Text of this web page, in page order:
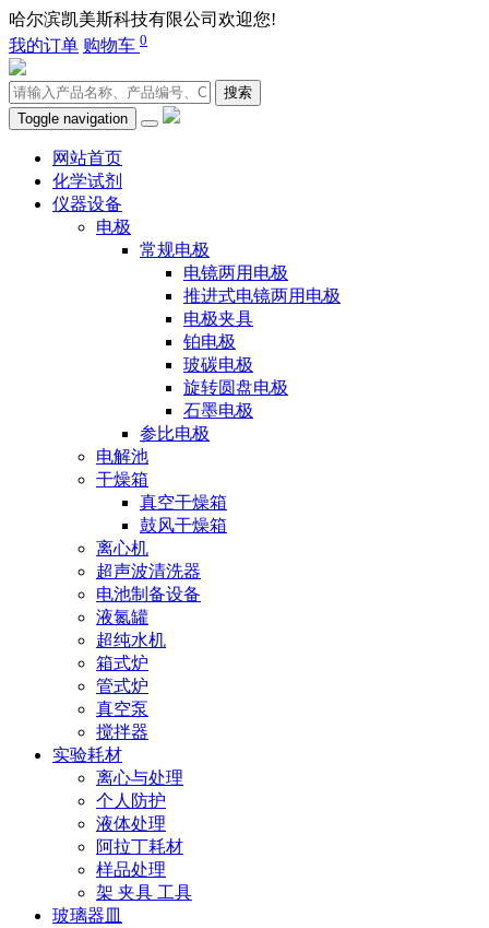
哈尔滨凯美斯科技有限公司欢迎您!
我的订单 购物车 0
搜索
Toggle navigation
网站首页
化学试剂
仪器设备
电极
常规电极
电镜两用电极
推进式电镜两用电极
电极夹具
铂电极
玻碳电极
旋转圆盘电极
石墨电极
参比电极
电解池
干燥箱
真空干燥箱
鼓风干燥箱
离心机
超声波清洗器
电池制备设备
液氮罐
超纯水机
箱式炉
管式炉
真空泵
搅拌器
实验耗材
离心与处理
个人防护
液体处理
阿拉丁耗材
样品处理
架 夹具 工具
玻璃器皿